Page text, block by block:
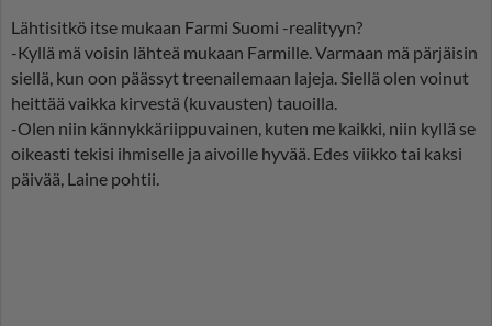
Lähtisitkö itse mukaan Farmi Suomi -realityyn?
-Kyllä mä voisin lähteä mukaan Farmille. Varmaan mä pärjäisin
siellä, kun oon päässyt treenailemaan lajeja. Siellä olen voinut
heittää vaikka kirvestä (kuvausten) tauoilla.
-Olen niin kännykkäriippuvainen, kuten me kaikki, niin kyllä se
oikeasti tekisi ihmiselle ja aivoille hyvää. Edes viikko tai kaksi
päivää, Laine pohtii.